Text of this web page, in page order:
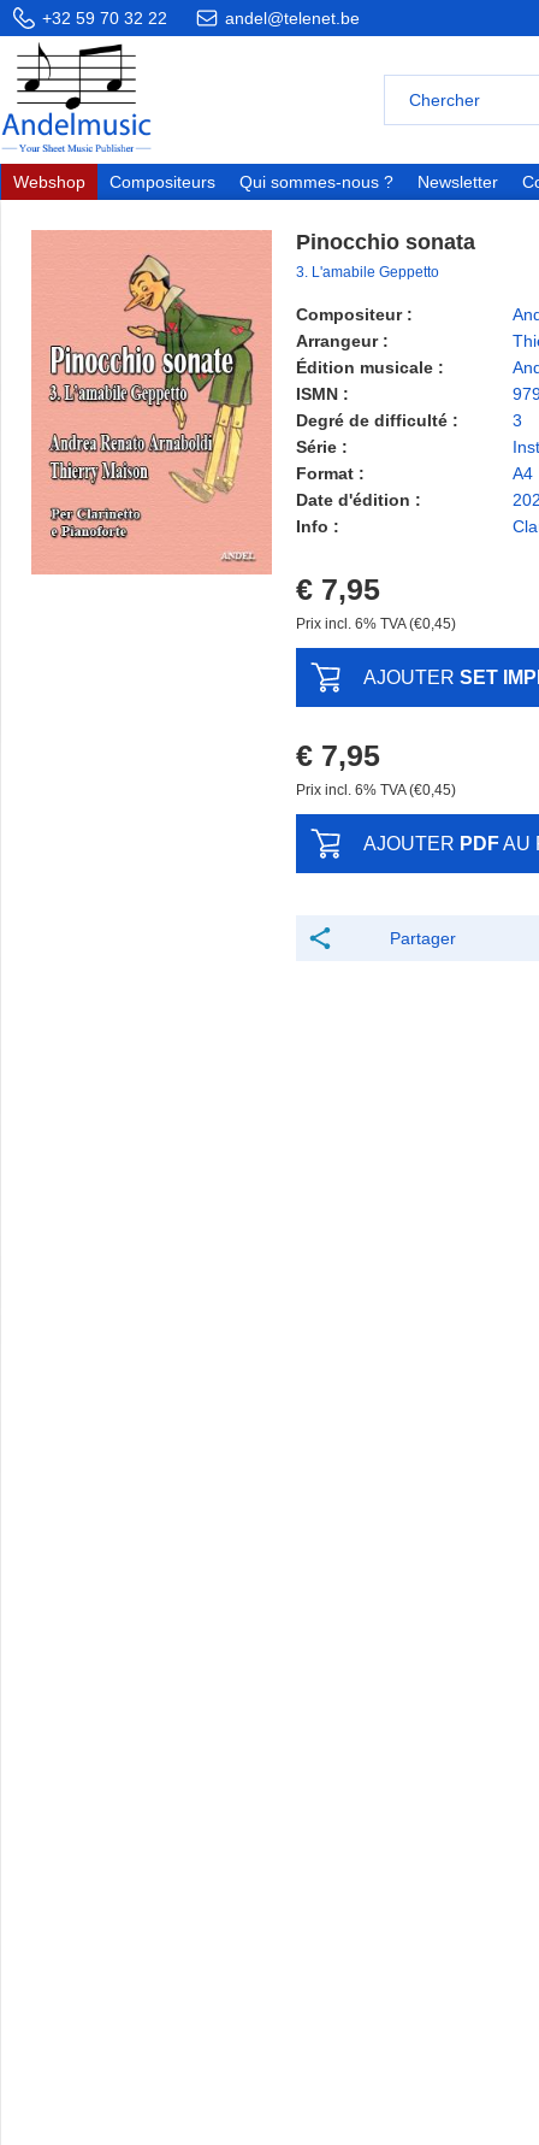
+32 59 70 32 22 andel@telenet.be
Webshop Compositeurs Qui sommes-nous ? Newsletter
Pinocchio sonata
3. L'amabile Geppetto
Compositeur :
Arrangeur :
Édition musicale :
ISMN :
Degré de difficulté :
3
Série :
Format :
A4
Date d'édition :
Info :
€ 7,95
Prix ​​incl. 6% TVA (€0,45)
AJOUTER SET
€ 7,95
Prix ​​incl. 6% TVA (€0,45)
AJOUTER PDFAU
Partager